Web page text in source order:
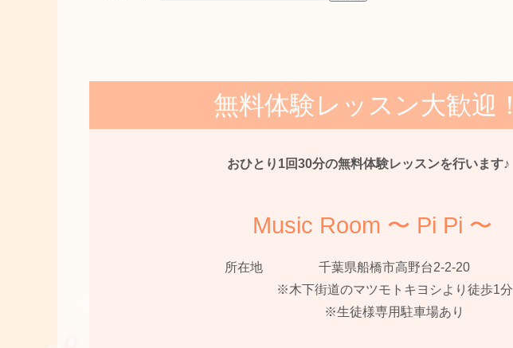
無料体験レッスン大歓迎！
おひとり1回30分の無料体験レッスンを行います♪
Music Room 〜 Pi Pi 〜
所在地
千葉県船橋市高野台2-2-20
※木下街道のマツモトキヨシより徒歩1分
※生徒様専用駐車場あり